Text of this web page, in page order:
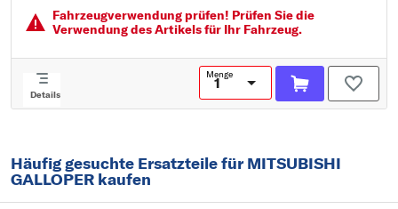
Nettogewicht [kg]: 0,81
Neuteil:
Fahrzeugver­wendung prüfen! Prüfen Sie die
Verwendung des Artikels für Ihr Fahrzeug.
Details
Menge
Häufig gesuchte Ersatzteile für MITSUBISHI
GALLOPER kaufen